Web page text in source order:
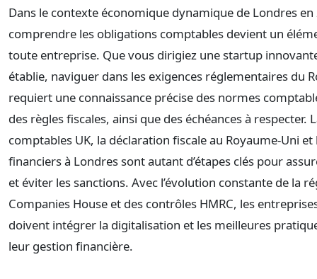
Dans le contexte économique dynamique de Londres
comprendre les obligations comptables devient un
toute entreprise. Que vous dirigiez une startup
établie, naviguer dans les exigences réglementaires du
requiert une connaissance précise des normes
des règles fiscales, ainsi que des échéances à respecter.
comptables UK, la déclaration fiscale au Royaume-Uni et
financiers à Londres sont autant d’étapes clés pour
et éviter les sanctions. Avec l’évolution constante de la
Companies House et des contrôles HMRC, les
doivent intégrer la digitalisation et les meilleures
leur gestion financière.